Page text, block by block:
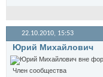
22.10.2010, 15:53
Юрий Михайлович
Член сообщества